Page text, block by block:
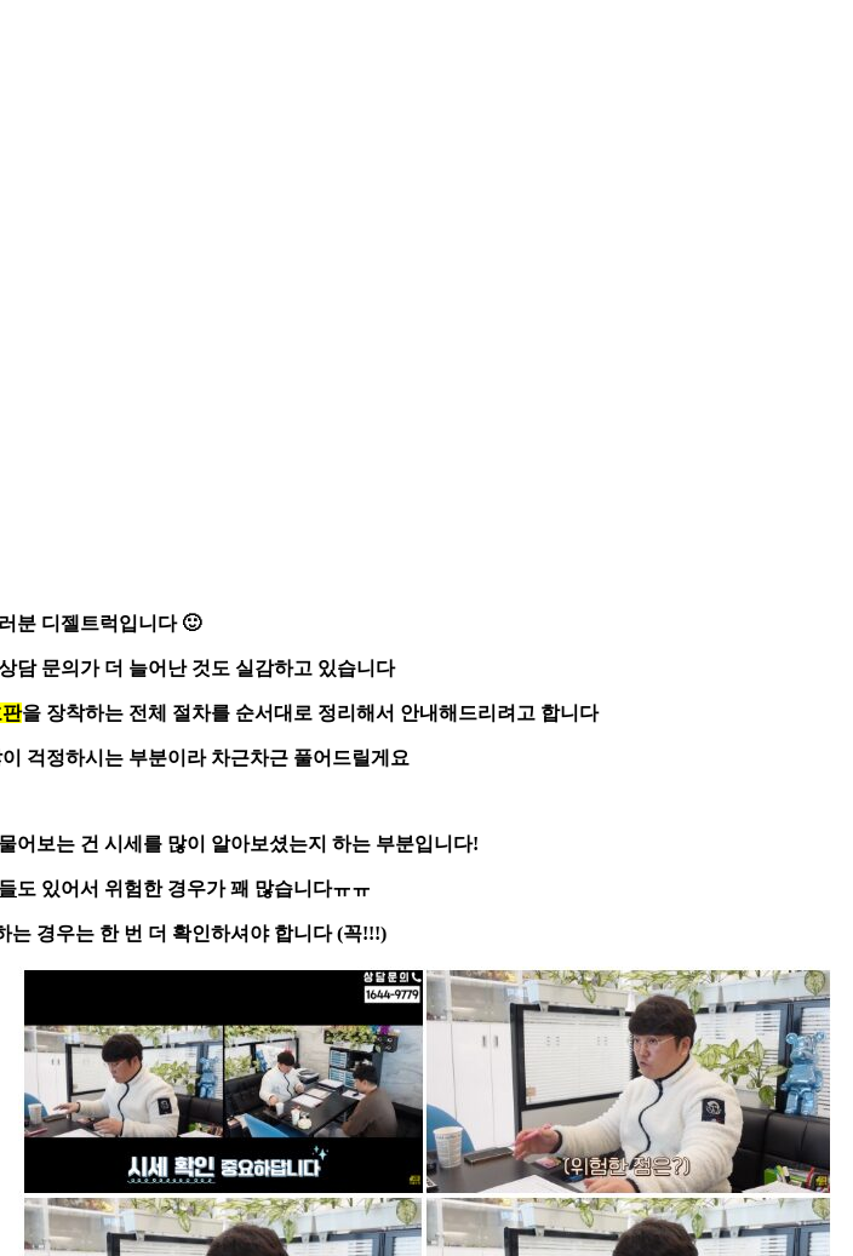
분 디젤트럭 입니다 🙂
담 문의가 더 늘어난 것도 실감하고 있습니다
을 장착하는 전체 절차를 순서대로 정리해서 안내해드리려고 합니다
걱정하시는 부분이라 차근차근 풀어드릴게요
어보는 건 시세를 많이 알아보셨는지 하는 부분입니다!
도 있어서 위험한 경우가 꽤 많습니다ㅠㅠ
는 경우는 한 번 더 확인하셔야 합니다 (꼭!!!)